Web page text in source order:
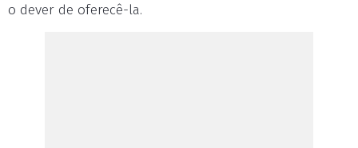
o dever de oferecê-la.